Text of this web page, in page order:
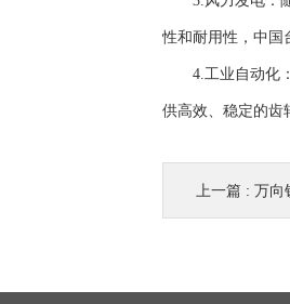
性和耐用性，中国
4.工业自动化：
供高效、稳定的齿
上一篇 : 万向